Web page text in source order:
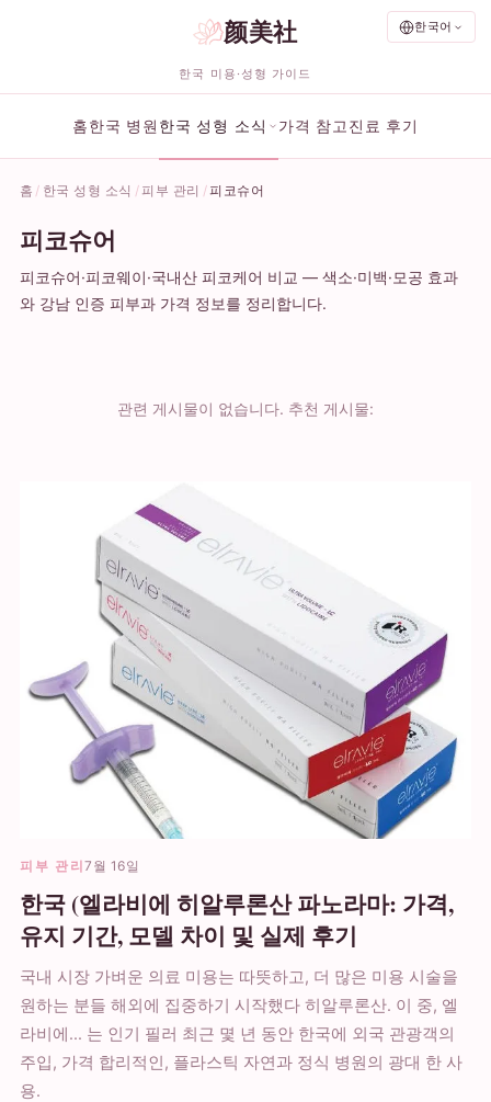
한국어
颜美社
한국 미용·성형 가이드
홈한국 병원 한국 성형 소식 가격 참고 진료 후기
홈 한국 성형 소식 피부 관리 피코슈어
피코슈어
피코슈어·피코웨이·국내산 피코케어 비교 — 색소·미백·모공 효과
와 강남 인증 피부과 가격 정보를 정리합니다.
관련 게시물이 없습니다. 추천 게시물:
피부 관리7월 16일
한국 (엘라비에 히알루론산 파노라마: 가격,
유지 기간, 모델 차이 및 실제 후기
국내 시장 가벼운 의료 미용는 따뜻하고, 더 많은 미용 시술을
원하는 분들 해외에 집중하기 시작했다 히알루론산. 이 중, 엘
라비에... 는 인기 필러 최근 몇 년 동안 한국에 외국 관광객의
주입, 가격 합리적인, 플라스틱 자연과 정식 병원의 광대 한 사
용.